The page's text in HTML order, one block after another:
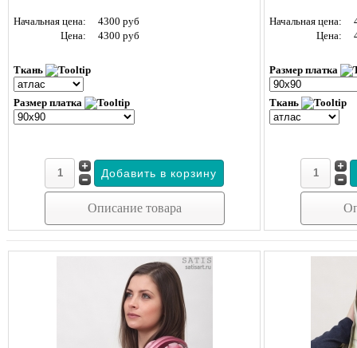
Начальная цена:
4300 руб
Цена:
4300 руб
Ткань
Размер платка
Описание товара
Начальная цена:
Цена:
Размер платка
Ткань